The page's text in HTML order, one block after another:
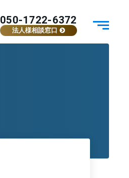
050-1722-6372
法人様相談窓口